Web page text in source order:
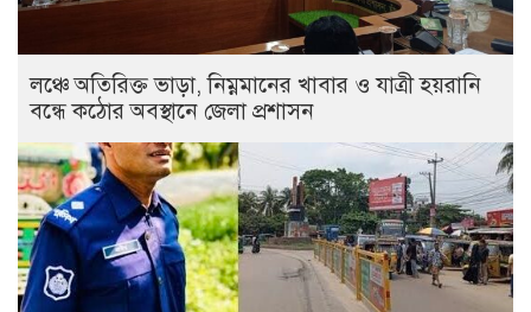
লঞ্চে অতিরিক্ত ভাড়া, নিম্নমানের খাবার ও যাত্রী হয়রানি
বন্ধে কঠোর অবস্থানে জেলা প্রশাসন